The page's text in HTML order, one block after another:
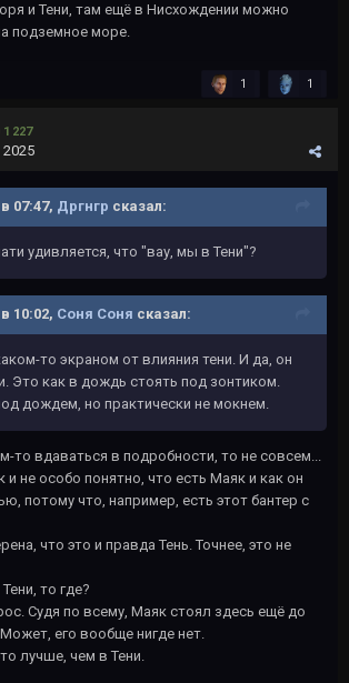
и Тени, там ещё в Нисхождении можно
подземное море.
1 1
1 227
2025
07:47, Дргнгр сказал:
удивляется, что "вау, мы в Тени"?
10:02, Соня Соня сказал:
то экраном от влияния тени. И да, он
Это как в дождь стоять под зонтиком.
дождем, но практически не мокнем.
то вдаваться в подробности, то не совсем...
и не особо понятно, что есть Маяк и как он
потому что, например, есть этот бантер с
что это и правда Тень. Точнее, это не
то где?
Судя по всему, Маяк стоял здесь ещё до
его вообще нигде нет.
лучше, чем в Тени.